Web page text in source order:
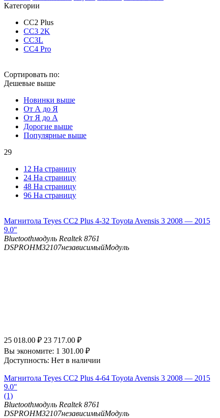
Категории
CC2 Plus
CC3 2K
CC3L
CC4 Pro
Сортировать по:
Дешевые выше
Новинки выше
От А до Я
От Я до А
Дорогие выше
Популярные выше
29
12 На страницу
24 На страницу
48 На страницу
96 На страницу
Магнитола Teyes CC2 Plus 4-32 Toyota Avensis 3 2008 — 2015
9.0"
Bluetoothмодуль Realtek 8761
DSPROHM32107независимыйМодуль
25 018.00 ₽ 23 717.00 ₽
Вы экономите: 1 301.00 ₽
Доступность: Нет в наличии
Магнитола Teyes CC2 Plus 4-64 Toyota Avensis 3 2008 — 2015
9.0"
(1)
Bluetoothмодуль Realtek 8761
DSPROHM32107независимыйМодуль